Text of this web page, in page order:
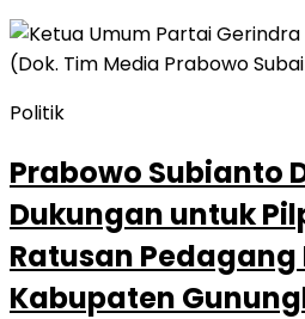
Politik
Prabowo Subianto
Dukungan untuk
Ratusan Pedagang
Kabupaten